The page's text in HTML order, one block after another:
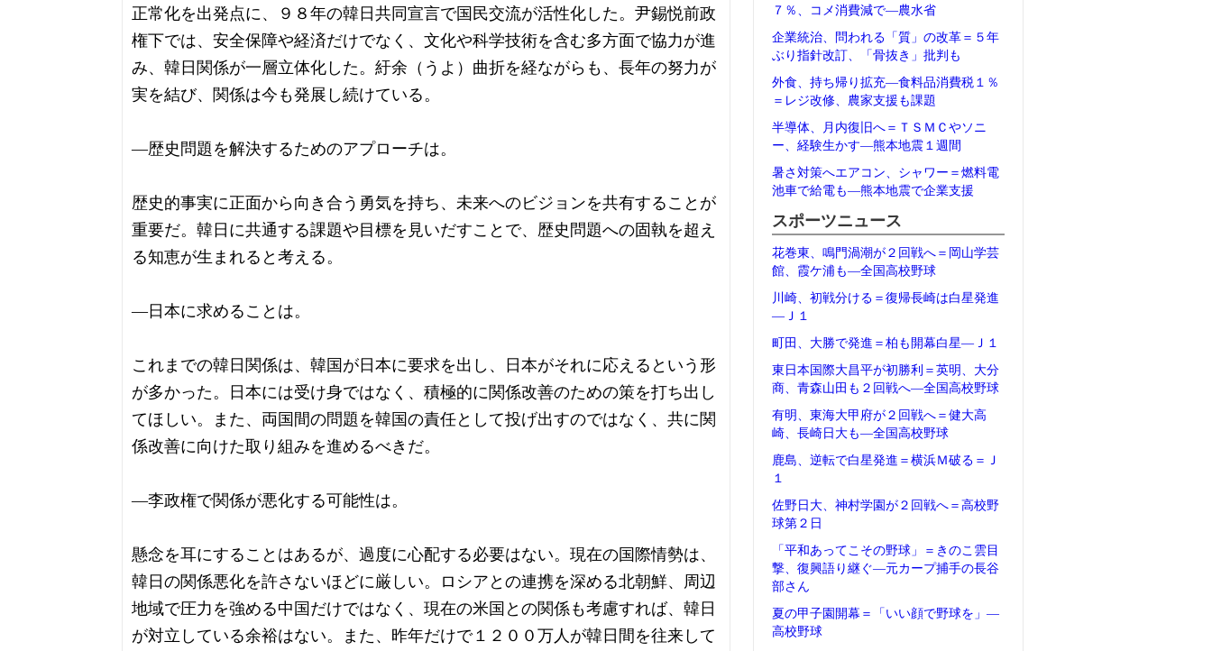
正常化を出発点に、９８年の韓日共同宣言で国民交流が活性化した。尹錫悦前政
権下では、安全保障や経済だけでなく、文化や科学技術を含む多方面で協力が進
み、韓日関係が一層立体化した。紆余（うよ）曲折を経ながらも、長年の努力が
実を結び、関係は今も発展し続けている。
―歴史問題を解決するためのアプローチは。
歴史的事実に正面から向き合う勇気を持ち、未来へのビジョンを共有することが
重要だ。韓日に共通する課題や目標を見いだすことで、歴史問題への固執を超え
る知恵が生まれると考える。
―日本に求めることは。
これまでの韓日関係は、韓国が日本に要求を出し、日本がそれに応えるという形
が多かった。日本には受け身ではなく、積極的に関係改善のための策を打ち出し
てほしい。また、両国間の問題を韓国の責任として投げ出すのではなく、共に関
係改善に向けた取り組みを進めるべきだ。
―李政権で関係が悪化する可能性は。
懸念を耳にすることはあるが、過度に心配する必要はない。現在の国際情勢は、
韓日の関係悪化を許さないほどに厳しい。ロシアとの連携を深める北朝鮮、周辺
地域で圧力を強める中国だけではなく、現在の米国との関係も考慮すれば、韓日
が対立している余裕はない。また、昨年だけで１２００万人が韓日間を往来して
７％、コメ消費減で―農水省
企業統治、問われる「質」の改革＝５年
ぶり指針改訂、「骨抜き」批判も
外食、持ち帰り拡充―食料品消費税１％
＝レジ改修、農家支援も課題
半導体、月内復旧へ＝ＴＳＭＣやソニ
ー、経験生かす―熊本地震１週間
暑さ対策へエアコン、シャワー＝燃料電
池車で給電も―熊本地震で企業支援
スポーツニュース
花巻東、鳴門渦潮が２回戦へ＝岡山学芸
館、霞ケ浦も―全国高校野球
川崎、初戦分ける＝復帰長崎は白星発進
―Ｊ１
町田、大勝で発進＝柏も開幕白星―Ｊ１
東日本国際大昌平が初勝利＝英明、大分
商、青森山田も２回戦へ―全国高校野球
有明、東海大甲府が２回戦へ＝健大高
崎、長崎日大も―全国高校野球
鹿島、逆転で白星発進＝横浜Ｍ破る＝Ｊ
１
佐野日大、神村学園が２回戦へ＝高校野
球第２日
「平和あってこその野球」＝きのこ雲目
撃、復興語り継ぐ―元カープ捕手の長谷
部さん
夏の甲子園開幕＝「いい顔で野球を」―
高校野球